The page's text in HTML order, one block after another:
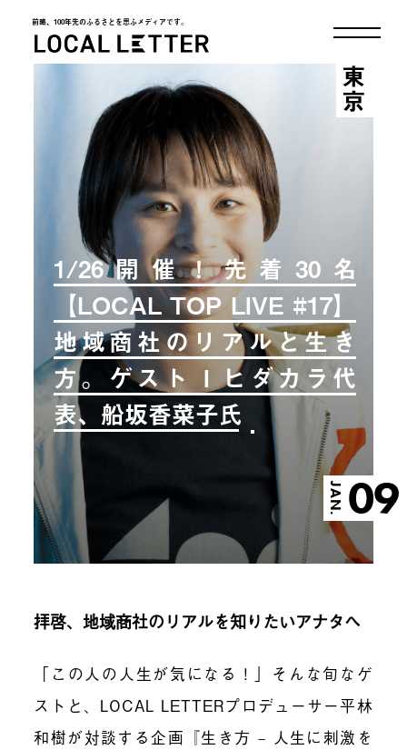
前略、100年先のふるさとを思ふメディアです。
LOCAL LETTER
1/26開催！先着30名
【LOCAL TOP LIVE #17】
地域商社のリアルと生き
方。ゲスト I ヒダカラ代
表、船坂香菜子氏
JAN. 09
東京
拝啓、地域商社のリアルを知りたいアナタへ
「この人の人生が気になる！」そんな旬なゲ
ストと、LOCAL LETTERプロデューサー平林
和樹が対談する企画『生き方 – 人生に刺激を